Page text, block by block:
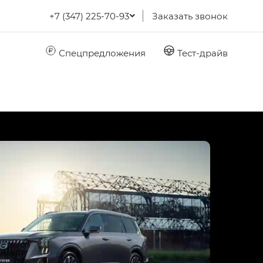
+7 (347) 225-70-93 Заказать звонок
Спецпредложения Тест-драйв